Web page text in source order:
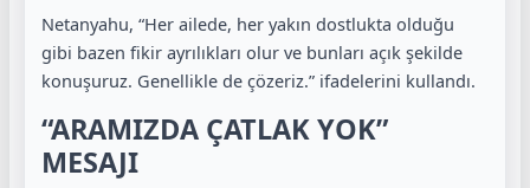
Netanyahu, “Her ailede, her yakın dostlukta olduğu
gibi bazen fikir ayrılıkları olur ve bunları açık şekilde
konuşuruz. Genellikle de çözeriz.” ifadelerini kullandı.
“ARAMIZDA ÇATLAK YOK”
MESAJI